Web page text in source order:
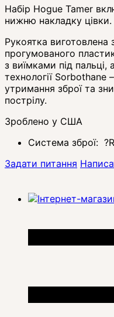
Набір Hogue Tamer
нижню накладку цівки.
Рукоятка виготовлена
прогумованого
з виїмками під
технології Sorbothane
утримання зброї та
пострілу.
Зроблено у США
Система зброї: ?
Задати питання